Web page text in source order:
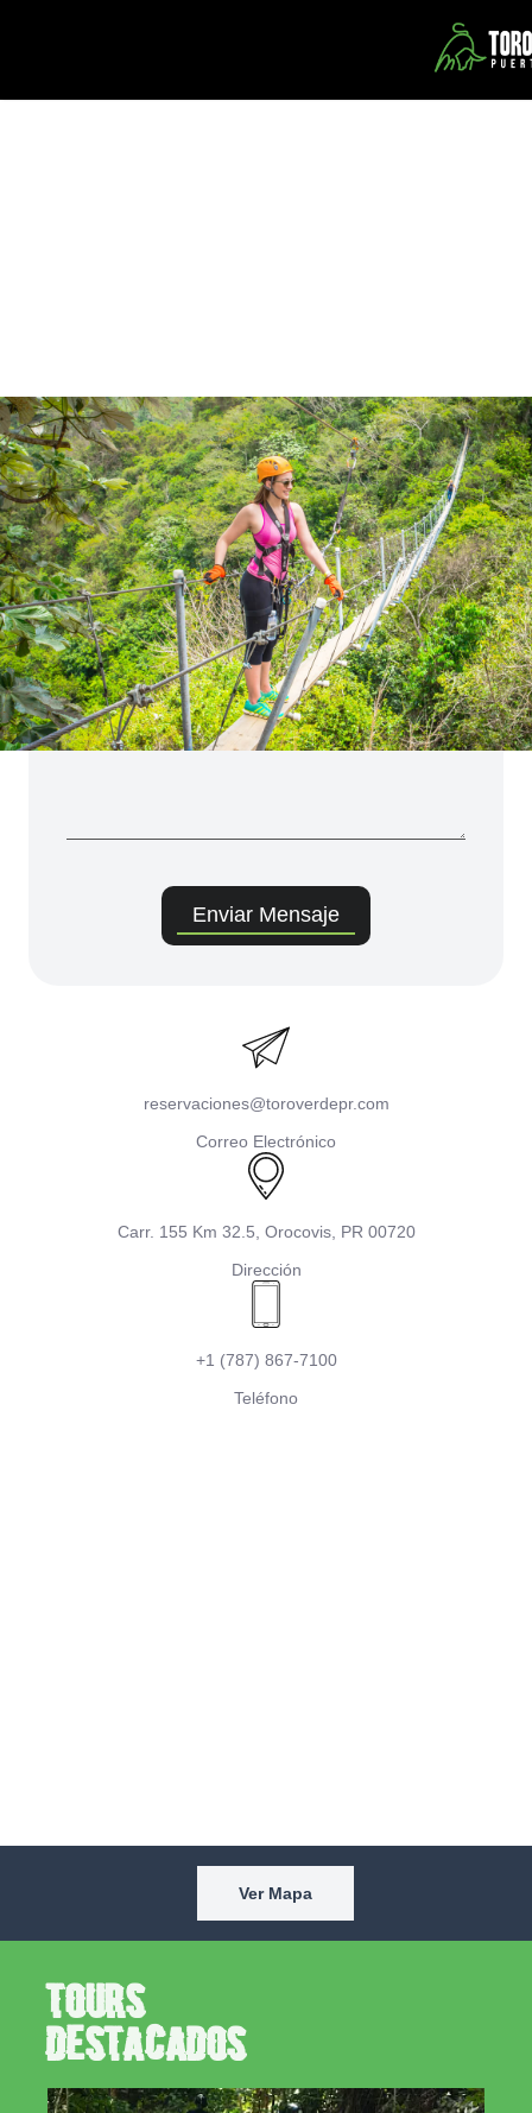
Contáctanos
Enviar Mensaje
reservaciones@toroverdepr.com
Correo Electrónico
Carr. 155 Km 32.5, Orocovis, PR 00720
Dirección
+1 (787) 867-7100
Teléfono
Ver Mapa
Tours
Destacados